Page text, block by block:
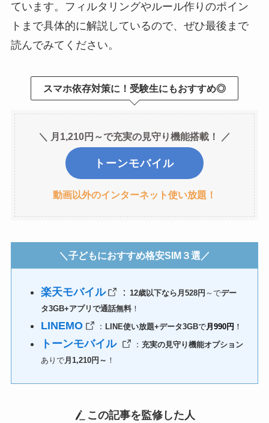
ています。フィルタリングやルール作りのポイン
トまで具体的に解説しているので、ぜひ最後まで
読んでみてください。
スマホ依存対策に！受験生にもおすすめ◎
＼ 月1,210円～で充実の見守り機能搭載！ ／
トーンモバイル
動画以外のインターネット使い放題！
＼子どもにおすすめ格安SIM３選／
楽天モバイル ： 12歳以下なら月528円 ～でデー
タ3GB+アプリで通話無料！
LINEMO ： LINE使い放題+データ3GBで月990円 ！
トーンモバイル ： 充実の見守り機能オプション
ありで月1,210円～ ！
この記事を監修した人